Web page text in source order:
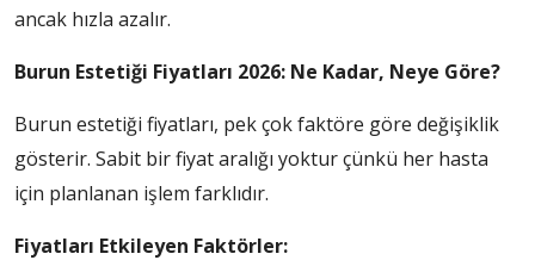
ancak hızla azalır.
Burun Estetiği Fiyatları 2026: Ne Kadar, Neye Göre?
Burun estetiği fiyatları, pek çok faktöre göre değişiklik
gösterir. Sabit bir fiyat aralığı yoktur çünkü her hasta
için planlanan işlem farklıdır.
Fiyatları Etkileyen Faktörler: